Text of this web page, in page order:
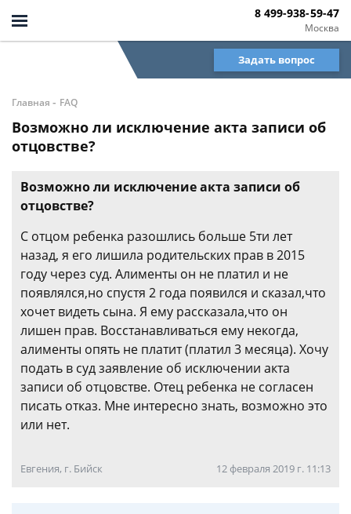
Москва
8 499-938-59-47
Задать вопрос
Главная - FAQ
Возможно ли исключение акта записи об
отцовстве?
Возможно ли исключение акта записи об
отцовстве?
С отцом ребенка разошлись больше 5ти лет
назад, я его лишила родительских прав в 2015
году через суд. Алименты он не платил и не
появлялся,но спустя 2 года появился и сказал,что
хочет видеть сына. Я ему рассказала,что он
лишен прав. Восстанавливаться ему некогда,
алименты опять не платит (платил 3 месяца). Хочу
подать в суд заявление об исключении акта
записи об отцовстве. Отец ребенка не согласен
писать отказ. Мне интересно знать, возможно это
или нет.
Евгения, г. Бийск 12 февраля 2019 г. 11:13